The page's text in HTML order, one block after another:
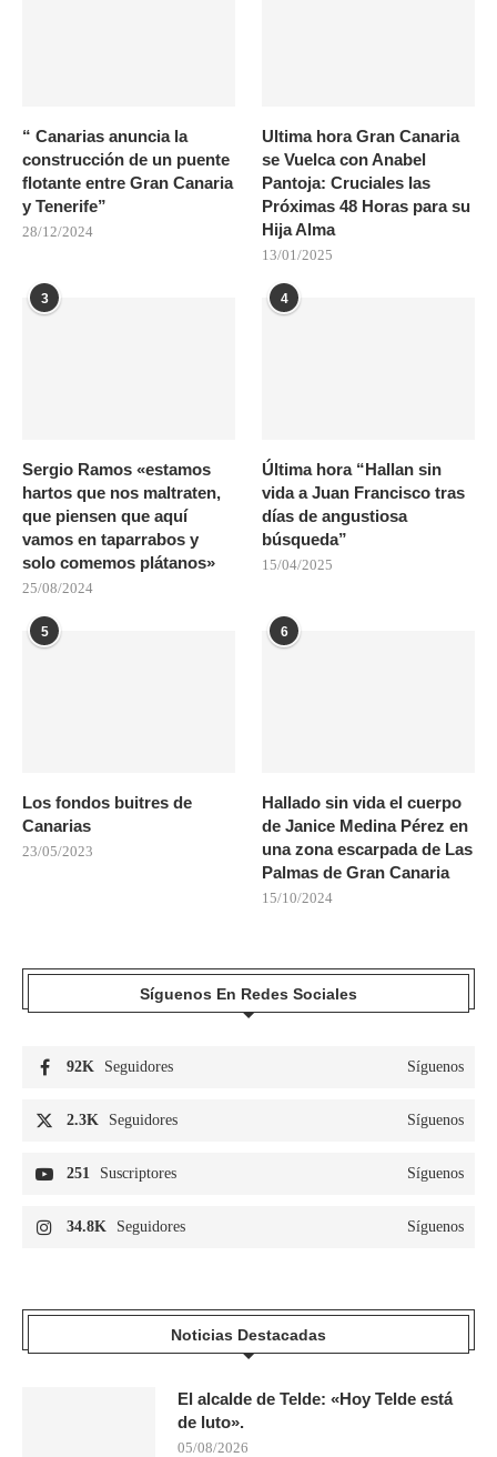
“ Canarias anuncia la
construcción de un puente
flotante entre Gran Canaria
y Tenerife”
28/12/2024
Ultima hora Gran Canaria
se Vuelca con Anabel
Pantoja: Cruciales las
Próximas 48 Horas para su
Hija Alma
13/01/2025
3
Sergio Ramos «estamos
hartos que nos maltraten,
que piensen que aquí
vamos en taparrabos y
solo comemos plátanos»
25/08/2024
4
Última hora “Hallan sin
vida a Juan Francisco tras
días de angustiosa
búsqueda”
15/04/2025
5
Los fondos buitres de
Canarias
23/05/2023
6
Hallado sin vida el cuerpo
de Janice Medina Pérez en
una zona escarpada de Las
Palmas de Gran Canaria
15/10/2024
Síguenos En Redes Sociales
92K Seguidores Síguenos
2.3K Seguidores Síguenos
251 Suscriptores Síguenos
34.8K Seguidores Síguenos
Noticias Destacadas
El alcalde de Telde: «Hoy Telde está
de luto».
05/08/2026